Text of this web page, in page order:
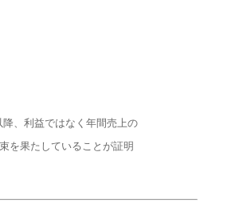
、利益ではなく年間売上の
を果たしていることが証明